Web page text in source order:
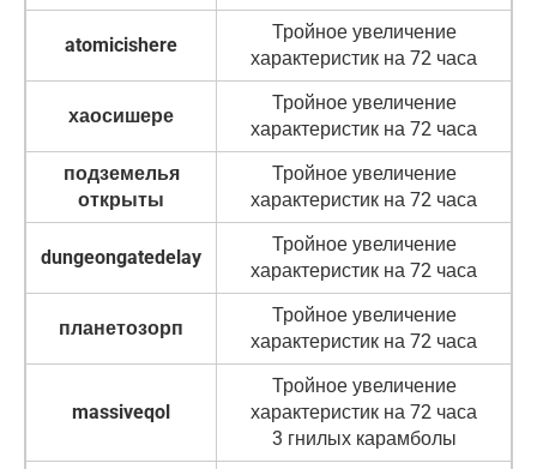
atomicishere
Тройное увеличение
характеристик на 72 часа
хаосишере
Тройное увеличение
характеристик на 72 часа
подземелья
открыты
Тройное увеличение
характеристик на 72 часа
dungeongatedelay
Тройное увеличение
характеристик на 72 часа
планетозорп
Тройное увеличение
характеристик на 72 часа
massiveqol
Тройное увеличение
характеристик на 72 часа
3 гнилых карамболы